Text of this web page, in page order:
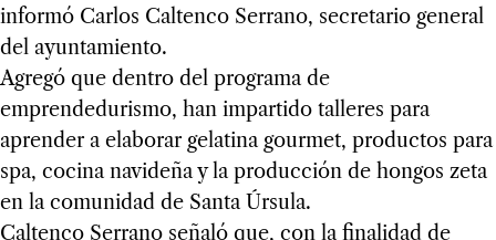
informó Carlos Caltenco Serrano, secretario general
del ayuntamiento.
Agregó que dentro del programa de
emprendedurismo, han impartido talleres para
aprender a elaborar gelatina gourmet, productos para
spa, cocina navideña y la producción de hongos zeta
en la comunidad de Santa Úrsula.
Caltenco Serrano señaló que, con la finalidad de